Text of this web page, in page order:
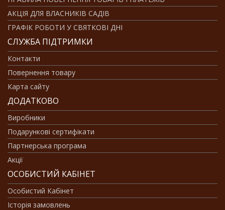
АКЦІЯ ДЛЯ ВЛАСНИКІВ САДІВ
ГРАФІК РОБОТИ У СВЯТКОВІ ДНІ
СЛУЖБА ПІДТРИМКИ
Контакти
Повернення товару
Карта сайту
ДОДАТКОВО
Виробники
Подарункові сертифікати
Партнерська програма
Акції
ОСОБИСТИЙ КАБІНЕТ
Особистий Кабінет
Історія замовлень